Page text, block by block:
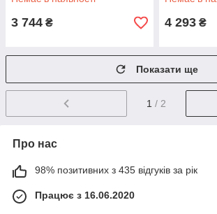
3 744 ₴ 4 293 ₴
Показати ще
1 / 2
Про нас
98% позитивних з 435 відгуків за рік
Працює з 16.06.2020